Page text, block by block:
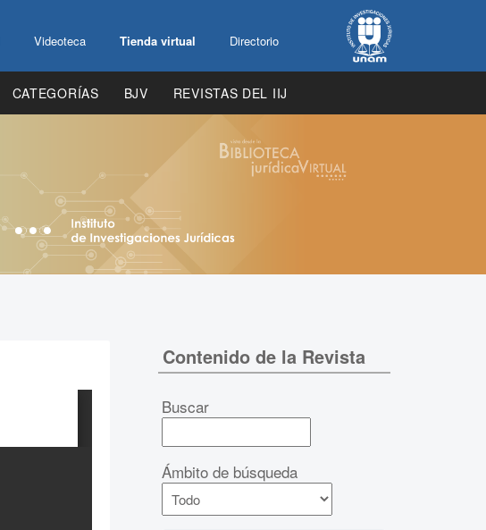
Videoteca Tienda virtual Directorio
CATEGORÍAS BJV REVISTAS DEL IIJ
Contenido de la Revista
Buscar
Ámbito de búsqueda